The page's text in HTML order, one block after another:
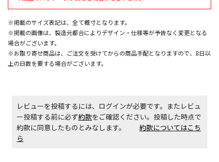
お見積商品です。金額・施工日はお打ち合わせの上、
決定となります。
エアコンの取付工事が必要な商品です。別途費用が発
※掲載のサイズ表記は、全て概寸となります。
※掲載の画像は、製造元都合によりデザイン・仕様等が予告なく変更となる
場合がございます。
※お取り寄せ商品は、ご注文を受けてからの商品手配となりますので、8日以
上の日数を要する場合がございます。
レビューを投稿するには、ログインが必要です。またレビュ
ー投稿する前に必ず約款をご確認ください。投稿した時点で
約款に同意したものとみなします。 約款についてはこち
ら